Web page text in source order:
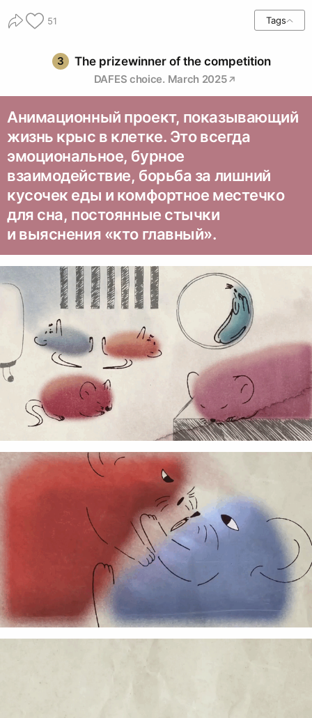
51 Tags
3 The prizewinner of the competition
DAFES choice. March 2025
Анимационный проект, показывающий
жизнь крыс в клетке. Это всегда
эмоциональное, бурное
взаимодействие, борьба за лишний
кусочек еды и комфортное местечко
для сна, постоянные стычки
и выяснения «кто главный».